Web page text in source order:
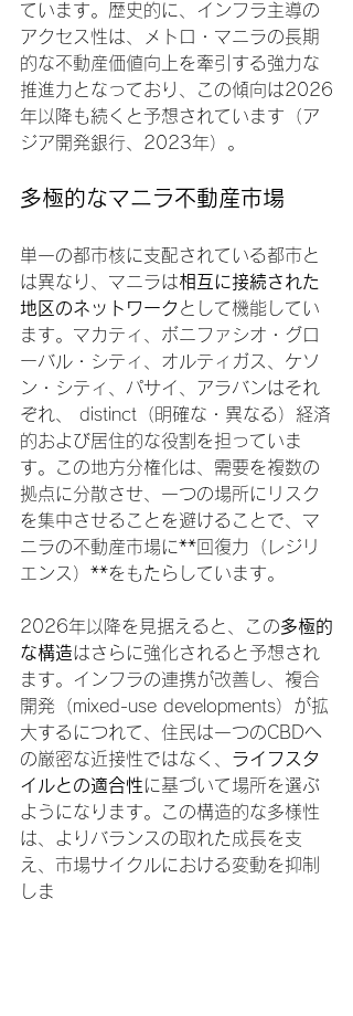
ています。歴史的に、インフラ主導の
アクセス性は、メトロ・マニラの長期
的な不動産価値向上を牽引する強力な
推進力となっており、この傾向は2026
年以降も続くと予想されています（ア
ジア開発銀行、2023年）。
多極的なマニラ不動産市場
単一の都市核に支配されている都市と
は異なり、マニラは相互に接続された
地区のネットワークとして機能してい
ます。マカティ、ボニファシオ・グロ
ーバル・シティ、オルティガス、ケソ
ン・シティ、パサイ、アラバンはそれ
ぞれ、 distinct（明確な・異なる）経済
的および居住的な役割を担っていま
す。この地方分権化は、需要を複数の
拠点に分散させ、一つの場所にリスク
を集中させることを避けることで、マ
ニラの不動産市場に**回復力（レジリ
エンス）**をもたらしています。
2026年以降を見据えると、この多極的
な構造はさらに強化されると予想され
ます。インフラの連携が改善し、複合
開発（mixed-use developments）が拡
大するにつれて、住民は一つのCBDへ
の厳密な近接性ではなく、 ライフスタ
イルとの適合性に基づいて場所を選ぶ
ようになります。この構造的な多様性
は、よりバランスの取れた成長を支
え、市場サイクルにおける変動を抑制
しま